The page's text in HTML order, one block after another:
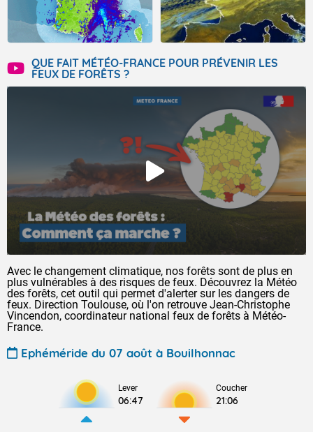
QUE FAIT MÉTÉO-FRANCE POUR PRÉVENIR LES
FEUX DE FORÊTS ?
Avec le changement climatique, nos forêts sont de plus en
plus vulnérables à des risques de feux. Découvrez la Météo
des forêts, cet outil qui permet d'alerter sur les dangers de
feux. Direction Toulouse, où l'on retrouve Jean-Christophe
Vincendon, coordinateur national feux de forêts à Météo-
France.
Ephéméride du 07 août à Bouilhonnac
Lever
06:47
Coucher
21:06